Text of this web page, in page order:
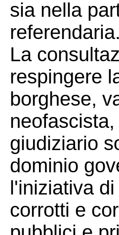
sia nella
referendaria.
La
respingere
borghese,
giudiziario
dominio
l'iniziativa
corrotti e